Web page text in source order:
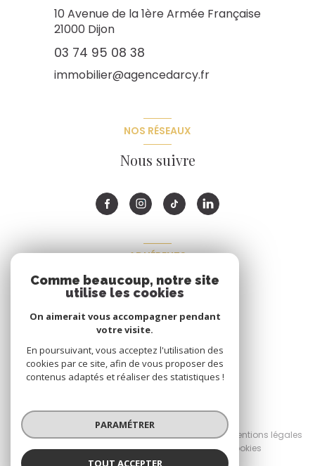
10 Avenue de la 1ère Armée Française
21000 Dijon
03 74 95 08 38
immobilier@agencedarcy.fr
NOS RÉSEAUX
Nous suivre
ADHÉRENTS
Nous adhérons
© 2026 | Tous droits réservés
Nos honoraires
Nos partenaires
Mentions légales
Admin
Politique RGPD Cookies
Comme beaucoup, notre site
utilise les cookies
On aimerait vous accompagner pendant
votre visite.
En poursuivant, vous acceptez l'utilisation des
cookies par ce site, afin de vous proposer des
contenus adaptés et réaliser des statistiques !
PARAMÉTRER
TOUT ACCEPTER